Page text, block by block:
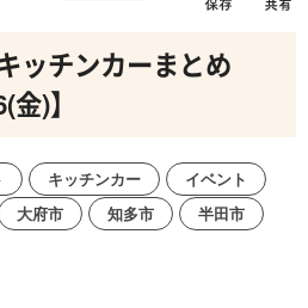
ッチンカーまとめ
)】
キッチンカー
イベント
大府市 知多市
半田市